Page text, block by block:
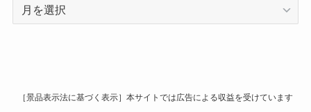
［景品表示法に基づく表示］本サイトでは広告による収益を受けています